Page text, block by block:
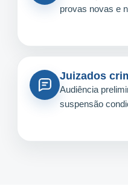
provas novas e
Juizados
Audiência
suspensão